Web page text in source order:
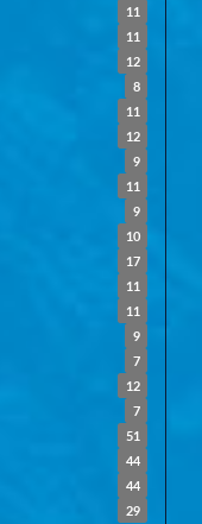
11
11
12
8
11
12
9
11
9
10
17
11
11
9
7
12
7
51
44
44
29